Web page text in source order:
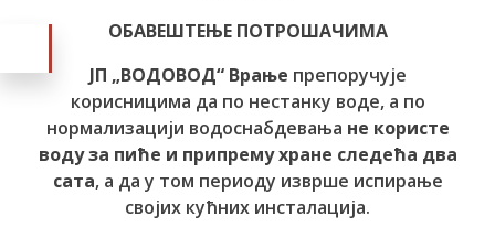
ОБАВЕШТЕЊЕ ПОТРОШАЧИМА
ЈП „ВОДОВОД“ Врање препоручује
корисницима да по нестанку воде, а по
нормализацији водоснабдевања не користе
воду за пиће и припрему хране следећа два
сата, а да у том периоду изврше испирање
својих кућних инсталација.